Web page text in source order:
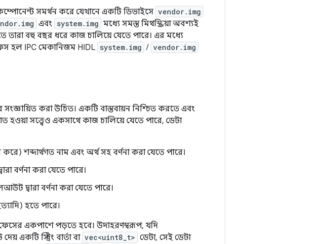
সমর্থন করে যেখানে একটি ডিভাইসে vendor.img
এবং system.img মধ্যে সমস্ত মিথস্ক্রিয়া অবশ্যই
তারা বহু বছর ধরে কাজ চালিয়ে যেতে পারে। এর মধ্যে
হল IPC মেকানিজম HIDL system.img / vendor.img
করা উচিত। একটি বাস্তবায়ন নিশ্চিত করতে এবং
হওয়া সত্ত্বেও একসাথে কাজ চালিয়ে যেতে পারে, ডেটা
শব্দার্থগত নাম এবং অর্থ সহ বর্ণনা করা যেতে পারে।
বর্ণনা করা যেতে পারে।
দ্বারা বর্ণনা করা যেতে পারে।
হতে পারে।
একপাশে পড়তে হবে। উদাহরণস্বরূপ, যদি
একটি স্ট্রিং বার্তা বা vec<uint8_t> ডেটা, সেই ডেটা